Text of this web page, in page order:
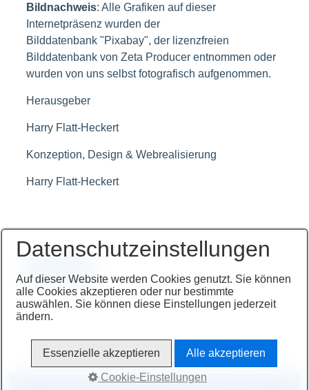
Bildnachweis: Alle Grafiken auf dieser
Internetpräsenz wurden der
Bilddatenbank "Pixabay", der lizenzfreien
Bilddatenbank von Zeta Producer entnommen oder
wurden von uns selbst fotografisch aufgenommen.
Herausgeber
Harry Flatt-Heckert
Konzeption, Design & Webrealisierung
Harry Flatt-Heckert
Kontakt
Datenschutzeinstellungen
Auf dieser Website werden Cookies genutzt. Sie können
alle Cookies akzeptieren oder nur bestimmte
auswählen. Sie können diese Einstellungen jederzeit
ändern.
Essenzielle akzeptieren Alle akzeptieren
Cookie-Einstellungen